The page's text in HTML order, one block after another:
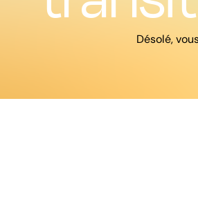
Désolé,